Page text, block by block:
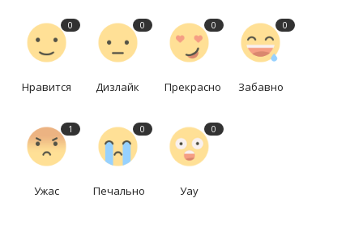
0
Нравится
0
Дизлайк
0
Прекрасно
0
Забавно
1
Ужас
0
Печально
0
Уау